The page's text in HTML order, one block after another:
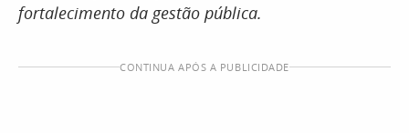
fortalecimento da gestão pública.
CONTINUA APÓS A PUBLICIDADE